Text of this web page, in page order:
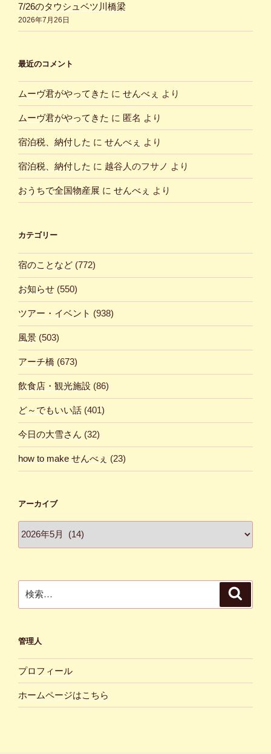
7/26のタウシュベツ川橋梁
2026年7月26日
最近のコメント
ムーヴ君がやってきた に せんべぇ より
ムーヴ君がやってきた に 匿名 より
宿泊税、納付した に せんべぇ より
宿泊税、納付した に 越谷人のフサノ より
おうちで全国物産展 に せんべぇ より
カテゴリー
宿のことなど (772)
お知らせ (550)
ツアー・イベント (938)
風景 (503)
アーチ橋 (673)
飲食店・観光施設 (86)
ど～でもいい話 (401)
今日の大雪さん (32)
how to make せんべぇ (23)
アーカイブ
索:
管理人
プロフィール
ホームページはこちら